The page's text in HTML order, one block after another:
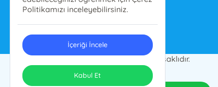
© 2024 Ensar Yayın Grubu. Her hakkı saklıdır.
Tasarım & Uygulama
Politikamızı inceleyebilirsiniz.
İçeriği İncele
Kabul Et